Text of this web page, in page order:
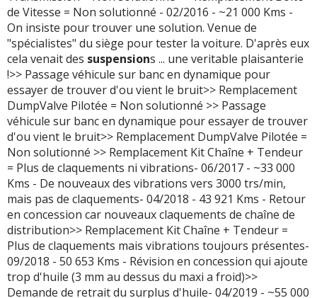
de Vitesse = Non solutionné - 02/2016 - ~21 000 Kms -
On insiste pour trouver une solution. Venue de
"spécialistes" du siège pour tester la voiture. D'après eux
cela venait des suspensions ... une veritable plaisanterie
!>> Passage véhicule sur banc en dynamique pour
essayer de trouver d'ou vient le bruit>> Remplacement
DumpValve Pilotée = Non solutionné >> Passage
véhicule sur banc en dynamique pour essayer de trouver
d'ou vient le bruit>> Remplacement DumpValve Pilotée =
Non solutionné >> Remplacement Kit Chaîne + Tendeur
= Plus de claquements ni vibrations- 06/2017 - ~33 000
Kms - De nouveaux des vibrations vers 3000 trs/min,
mais pas de claquements- 04/2018 - 43 921 Kms - Retour
en concession car nouveaux claquements de chaîne de
distribution>> Remplacement Kit Chaîne + Tendeur =
Plus de claquements mais vibrations toujours présentes-
09/2018 - 50 653 Kms - Révision en concession qui ajoute
trop d'huile (3 mm au dessus du maxi a froid)>>
Demande de retrait du surplus d'huile- 04/2019 - ~55 000